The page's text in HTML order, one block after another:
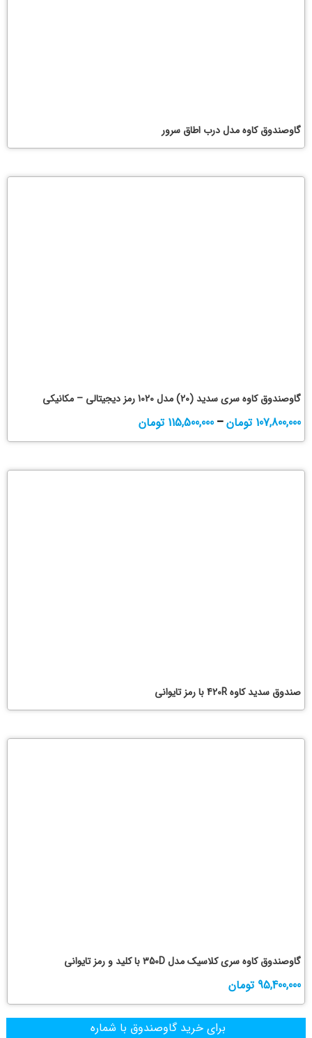
گاوصندوق کاوه مدل درب اطاق سرور
گاوصندوق کاوه سری سدید (20) مدل 1020 رمز دیجیتالی – مکانیکی
107,800,000 تومان–
115,500,000 تومان
صندوق سدید کاوه 420R با رمز تایوانی
گاوصندوق کاوه سری کلاسیک مدل 350D با کلید و رمز تایوانی
95,400,000 تومان
برای خرید گاوصندوق با شماره